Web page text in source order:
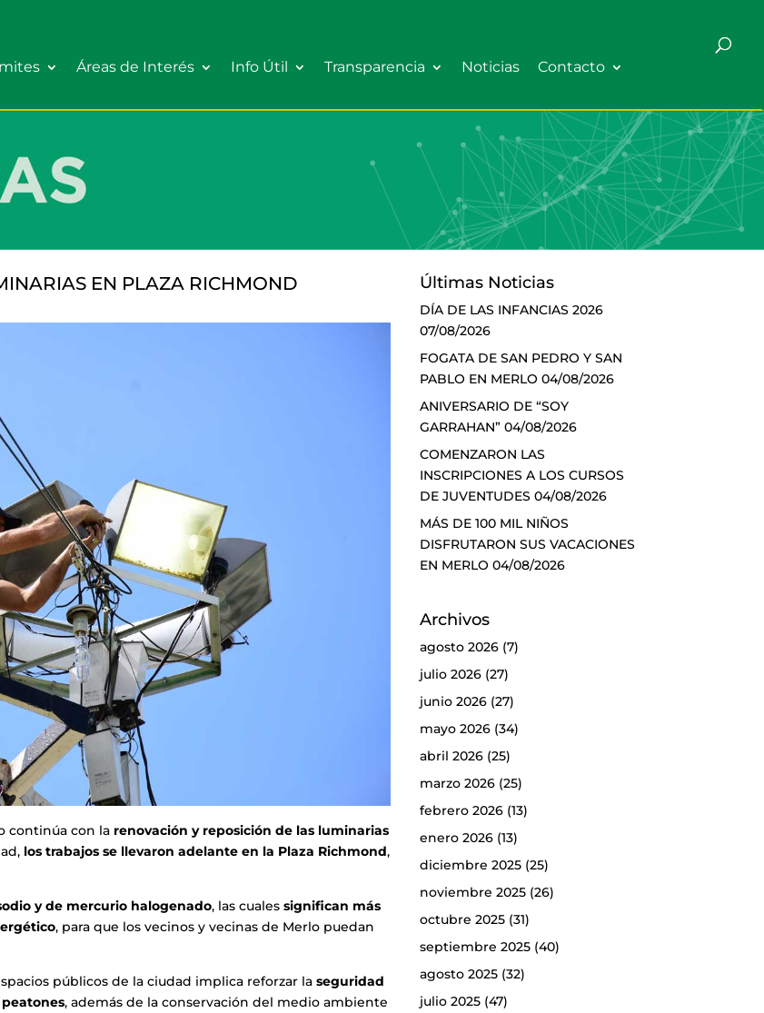
Áreas de Interés Info Útil Transparencia Noticias Contacto
EN PLAZA RICHMOND
continúa con la renovación y reposición de las luminarias
los trabajos se llevaron adelante en la Plaza Richmond,
y de mercurio halogenado, las cualessignifican más
, para que los vecinos y vecinas de Merlo puedan
públicos de la ciudad implica reforzar laseguridad
, además de la conservación del medio ambiente
Últimas Noticias
DÍA DE LAS INFANCIAS 2026
07/08/2026
FOGATA DE SAN PEDRO Y SAN
PABLO EN MERLO 04/08/2026
ANIVERSARIO DE “SOY
GARRAHAN” 04/08/2026
COMENZARON LAS
INSCRIPCIONES A LOS CURSOS
DE JUVENTUDES 04/08/2026
MÁS DE 100 MIL NIÑOS
DISFRUTARON SUS VACACIONES
EN MERLO 04/08/2026
Archivos
agosto 2026(7)
julio 2026(27)
junio 2026(27)
mayo 2026(34)
abril 2026(25)
marzo 2026(25)
febrero 2026(13)
enero 2026(13)
diciembre 2025(25)
noviembre 2025(26)
octubre 2025(31)
septiembre 2025(40)
agosto 2025(32)
julio 2025(47)